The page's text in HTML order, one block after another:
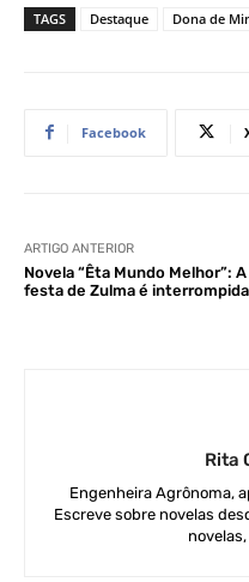
TAGS Destaque Dona de
Facebook
ARTIGO ANTERIOR
Novela “Êta Mundo Melhor”: A
festa de Zulma é interrompida
Rita
Engenheira Agrônoma,
Escreve sobre novelas